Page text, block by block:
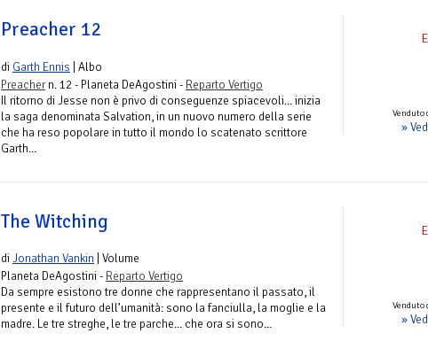
Venduto
»
Preacher 12
di Garth Ennis | Albo
Preachern. 12 - Planeta DeAgostini - Reparto Vertigo
Il ritorno di Jesse non è privo di conseguenze spiacevoli... inizia
la saga denominata Salvation, in un nuovo numero della serie
che ha reso popolare in tutto il mondo lo scatenato scrittore
Garth...
Venduto
»
The Witching
diJonathan Vankin | Volume
Planeta DeAgostini - Reparto Vertigo
Da sempre esistono tre donne che rappresentano il passato, il
presente e il futuro dell’umanità: sono la fanciulla, la moglie e la
madre. Le tre streghe, le tre parche... che ora si sono...